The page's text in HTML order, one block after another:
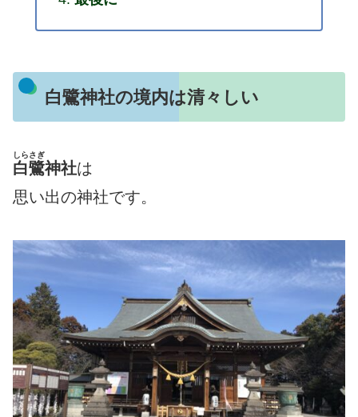
白鷺神社の境内は清々しい
白鷺
しらさぎ
神社は
思い出の神社です。